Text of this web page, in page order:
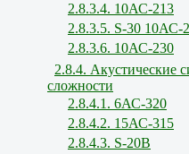
2.8.3.4. 10АС-213
2.8.3.5. S-30 10АС-
2.8.3.6. 10АС-230
2.8.4. Акустические
сложности
2.8.4.1. 6АС-320
2.8.4.2. 15АС-315
2.8.4.3. S-20B